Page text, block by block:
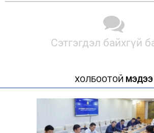
Сэтгэгдэл байхгүй
ХОЛБООТОЙ МЭДЭЭ